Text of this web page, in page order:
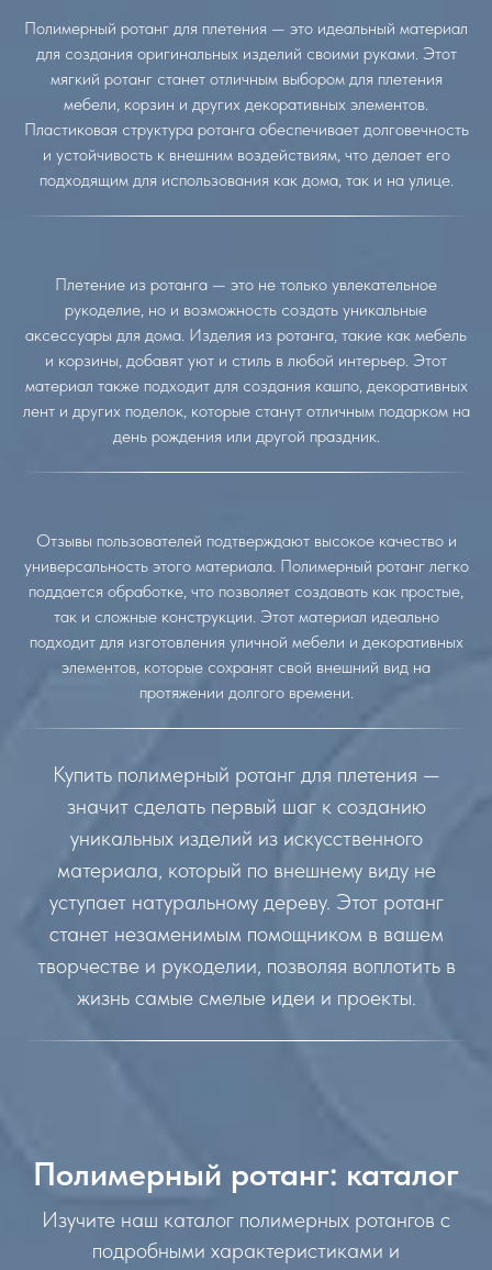
Полимерный ротанг для плетения — это идеальный материал
для создания оригинальных изделий своими руками. Этот
мягкий ротанг станет отличным выбором для плетения
мебели, корзин и других декоративных элементов.
Пластиковая структура ротанга обеспечивает долговечность
и устойчивость к внешним воздействиям, что делает его
подходящим для использования как дома, так и на улице.
Плетение из ротанга — это не только увлекательное
рукоделие, но и возможность создать уникальные
аксессуары для дома. Изделия из ротанга, такие как мебель
и корзины, добавят уют и стиль в любой интерьер. Этот
материал также подходит для создания кашпо, декоративных
лент и других поделок, которые станут отличным подарком на
день рождения или другой праздник.
Отзывы пользователей подтверждают высокое качество и
универсальность этого материала. Полимерный ротанг легко
поддается обработке, что позволяет создавать как простые,
так и сложные конструкции. Этот материал идеально
подходит для изготовления уличной мебели и декоративных
элементов, которые сохранят свой внешний вид на
протяжении долгого времени.
Купить полимерный ротанг для плетения —
значит сделать первый шаг к созданию
уникальных изделий из искусственного
материала, который по внешнему виду не
уступает натуральному дереву. Этот ротанг
станет незаменимым помощником в вашем
творчестве и рукоделии, позволяя воплотить в
жизнь самые смелые идеи и проекты.
Полимерный ротанг: каталог
Изучите наш каталог полимерных ротангов с
подробными характеристиками и